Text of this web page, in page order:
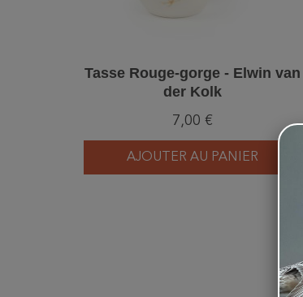
Tasse Rouge-gorge - Elwin van
der Kolk
7,00 €
AJOUTER AU PANIER